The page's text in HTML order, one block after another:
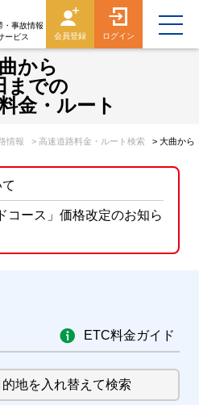
・事故情報
ービス
会員登録 ログイン
から
までの
金・ルート
情報 > 高速道路料金・ルート検索 > 大曲から
コース」価格改定のお知ら
地を入れ替えて検索
ETC料金ガイド